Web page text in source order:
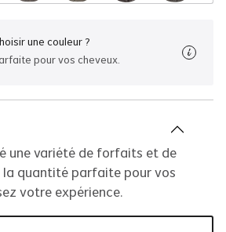
une couleur ?
pour vos cheveux.
une variété de forfaits et de
la quantité parfaite pour vos
votre expérience.